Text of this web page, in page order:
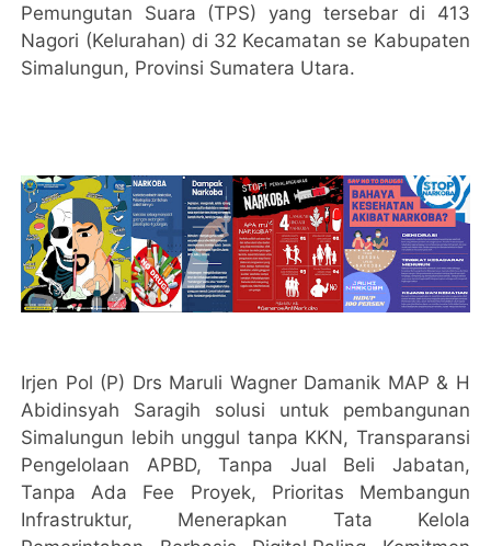
Pemungutan Suara (TPS) yang tersebar di 413
Nagori (Kelurahan) di 32 Kecamatan se Kabupaten
Simalungun, Provinsi Sumatera Utara.
Irjen Pol (P) Drs Maruli Wagner Damanik MAP & H
Abidinsyah Saragih solusi untuk pembangunan
Simalungun lebih unggul tanpa KKN, Transparansi
Pengelolaan APBD, Tanpa Jual Beli Jabatan,
Tanpa Ada Fee Proyek, Prioritas Membangun
Infrastruktur, Menerapkan Tata Kelola